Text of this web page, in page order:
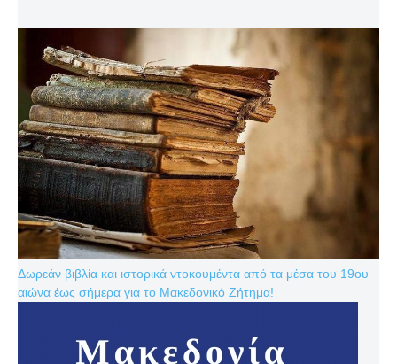
Δωρεάν βιβλία και ιστορικά ντοκουμέντα από τα μέσα του 19ου
αιώνα έως σήμερα για το Μακεδονικό Ζήτημα!